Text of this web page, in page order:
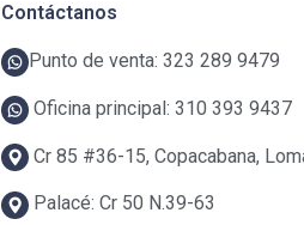
Contáctanos
Punto de venta: 323 289 9479
Oficina principal: 310 393 9437
Cr 85 #36-15, Copacabana,
Palacé: Cr 50 N.39-63